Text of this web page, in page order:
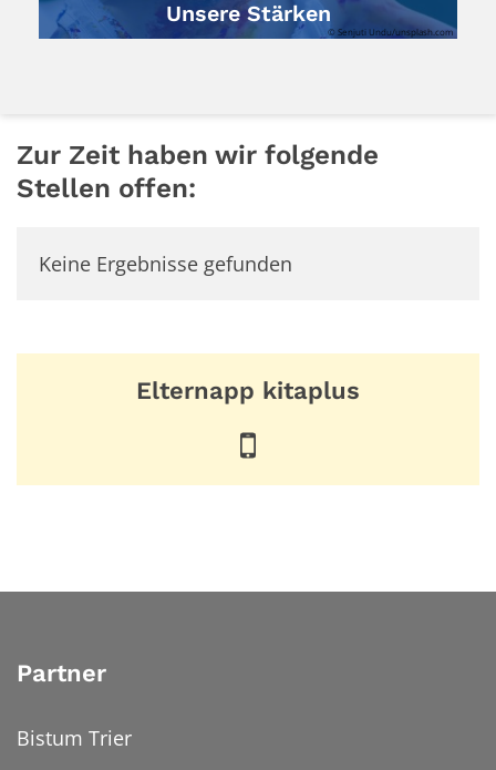
Unsere Stärken
© Senjuti Undu/unsplash.com
Zur Zeit haben wir folgende
Stellen offen:
Keine Ergebnisse gefunden
Elternapp kitaplus
Partner
Bistum Trier